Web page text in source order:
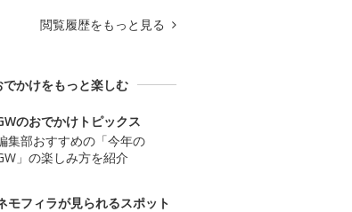
閲覧履歴をもっと見る
でかけをもっと楽しむ
のおでかけトピックス
集部おすすめの「今年の
」の楽しみ方を紹介
モフィラが見られるスポット